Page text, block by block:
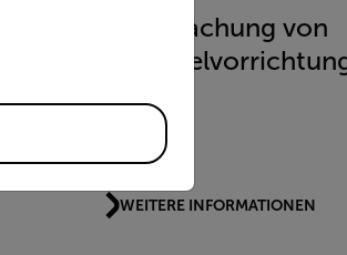
Überwachung von
WEITERE INFORMATIONEN